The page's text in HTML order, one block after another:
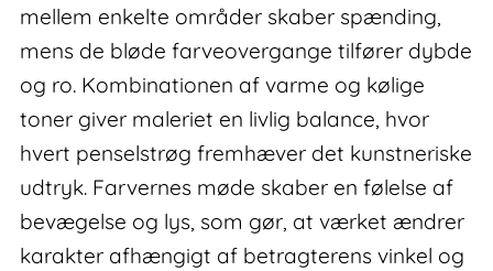
mellem enkelte områder skaber spænding,
mens de bløde farveovergange tilfører dybde
og ro. Kombinationen af varme og kølige
toner giver maleriet en livlig balance, hvor
hvert penselstrøg fremhæver det kunstneriske
udtryk. Farvernes møde skaber en følelse af
bevægelse og lys, som gør, at værket ændrer
karakter afhængigt af betragterens vinkel og